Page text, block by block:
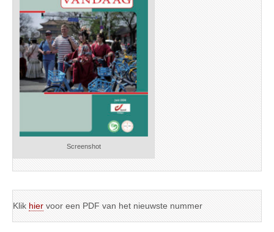
Screenshot
Klik hier voor een PDF van het nieuwste nummer